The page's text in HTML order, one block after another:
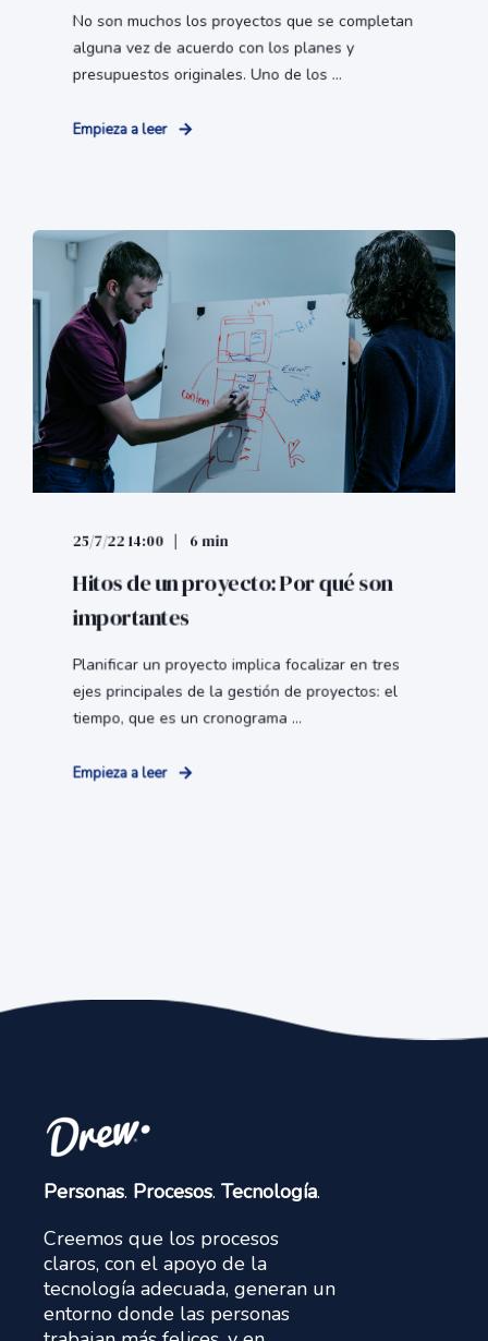
No son muchos los proyectos que se completan
alguna vez de acuerdo con los planes y
presupuestos originales. Uno de los ...
Empieza a leer
25/7/22 14:00 6 min
Hitos de un proyecto: Por qué son
importantes
Planificar un proyecto implica focalizar en tres
ejes principales de la gestión de proyectos: el
tiempo, que es un cronograma ...
Empieza a leer
Personas. Procesos. Tecnología.
Creemos que los procesos
claros, con el apoyo de la
tecnología adecuada, generan un
entorno donde las personas